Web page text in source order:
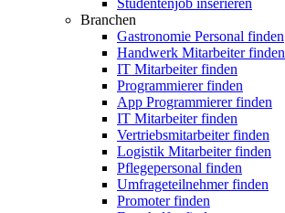
Studentenjob inserieren
Branchen
Gastronomie Personal finden
Handwerk Mitarbeiter finden
IT Mitarbeiter finden
Programmierer finden
App Programmierer finden
IT Mitarbeiter finden
Vertriebsmitarbeiter finden
Logistik Mitarbeiter finden
Pflegepersonal finden
Umfrageteilnehmer finden
Promoter finden